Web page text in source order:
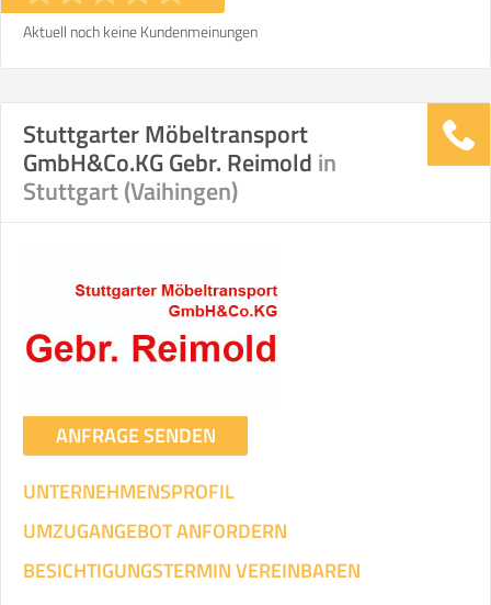
Aktuell noch keine Kundenmeinungen
Stuttgarter Möbeltransport
GmbH&Co.KG Gebr. Reimold in
Stuttgart (Vaihingen)
ANFRAGE SENDEN
UNTERNEHMENSPROFIL
UMZUGANGEBOT ANFORDERN
BESICHTIGUNGSTERMIN VEREINBAREN